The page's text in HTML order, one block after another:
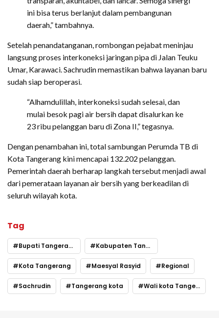
ini bisa terus berlanjut dalam pembangunan
daerah,” tambahnya.
Setelah penandatanganan, rombongan pejabat meninjau
langsung proses interkoneksi jaringan pipa di Jalan Teuku
Umar, Karawaci. Sachrudin memastikan bahwa layanan baru
sudah siap beroperasi.
“Alhamdulillah, interkoneksi sudah selesai, dan
mulai besok pagi air bersih dapat disalurkan ke
23 ribu pelanggan baru di Zona II,” tegasnya.
Dengan penambahan ini, total sambungan Perumda TB di
Kota Tangerang kini mencapai 132.202 pelanggan.
Pemerintah daerah berharap langkah tersebut menjadi awal
dari pemerataan layanan air bersih yang berkeadilan di
seluruh wilayah kota.
Tag
Bupati Tangerang Kabupaten Tangerang
Kota Tangerang Maesyal Rasyid Regional
Sachrudin Tangerang kota Wali kota Tangerang